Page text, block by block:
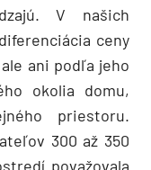
V našich
ceny
ani podľa jeho
okolia domu,
priestoru.
300 až 350
považovala